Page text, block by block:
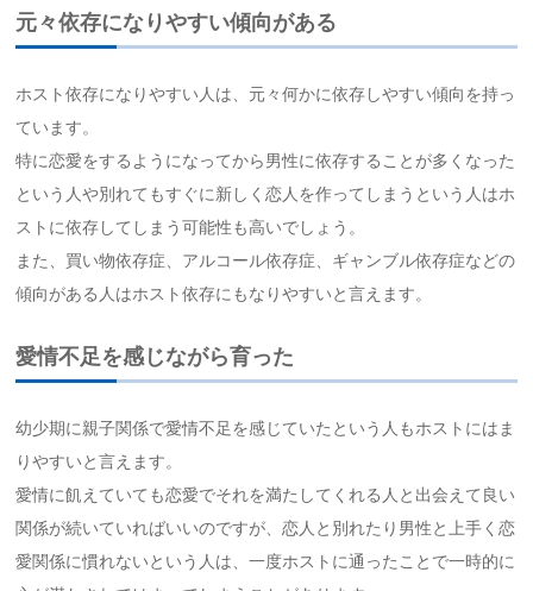
元々依存になりやすい傾向がある
ホスト依存になりやすい人は、元々何かに依存しやすい傾向を持っ
ています。
特に恋愛をするようになってから男性に依存することが多くなった
という人や別れてもすぐに新しく恋人を作ってしまうという人はホ
ストに依存してしまう可能性も高いでしょう。
また、買い物依存症、アルコール依存症、ギャンブル依存症などの
傾向がある人はホスト依存にもなりやすいと言えます。
愛情不足を感じながら育った
幼少期に親子関係で愛情不足を感じていたという人もホストにはま
りやすいと言えます。
愛情に飢えていても恋愛でそれを満たしてくれる人と出会えて良い
関係が続いていればいいのですが、恋人と別れたり男性と上手く恋
愛関係に慣れないという人は、一度ホストに通ったことで一時的に